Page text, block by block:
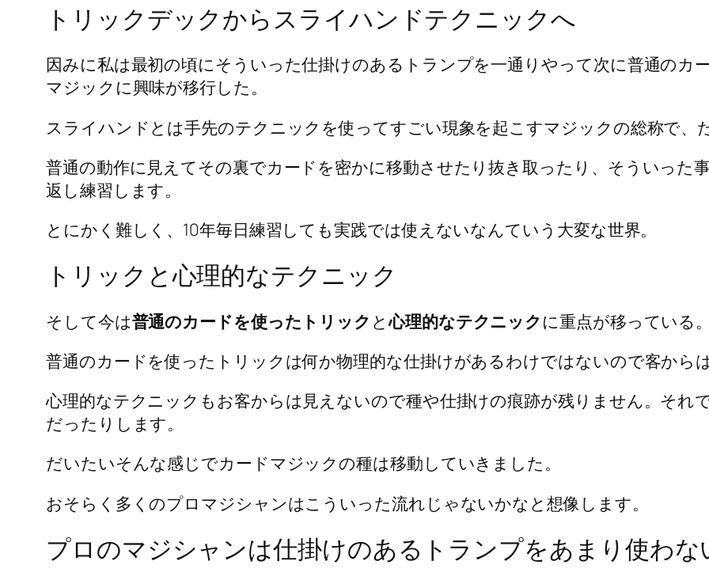
トリックデックからスライハンドテクニックへ
因みに私は最初の頃にそういった仕掛けのあるトランプを一通りやって次に普通のカ
マジックに興味が移行した。
スライハンドとは手先のテクニックを使ってすごい現象を起こすマジックの総称で、
普通の動作に見えてその裏でカードを密かに移動させたり抜き取ったり、そういった
返し練習します。
とにかく難しく、10年毎日練習しても実践では使えないなんていう大変な世界。
トリックと心理的なテクニック
そして今は普通のカードを使ったトリック と心理的なテクニックに重点が移っている。
普通のカードを使ったトリックは何か物理的な仕掛けがあるわけではないので客から
心理的なテクニックもお客からは見えないので種や仕掛けの痕跡が残りません。それ
だったりします。
だいたいそんな感じでカードマジックの種は移動していきました。
おそらく多くのプロマジシャンはこういった流れじゃないかなと想像します。
プロのマジシャンは仕掛けのあるトランプをあまり使わな